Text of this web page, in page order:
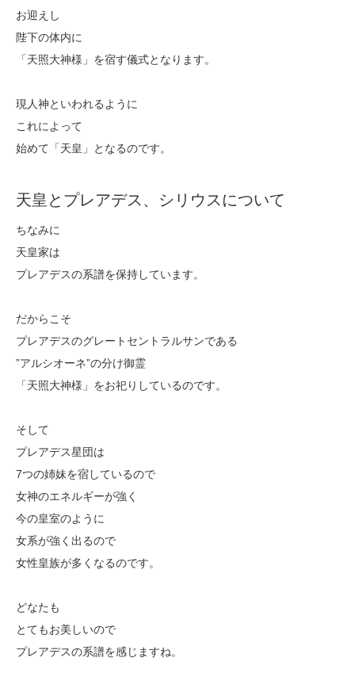
お迎えし
陛下の体内に
「天照大神様」を宿す儀式となります。
現人神といわれるように
これによって
始めて「天皇」となるのです。
天皇とプレアデス、シリウスについて
ちなみに
天皇家は
プレアデスの系譜を保持しています。
だからこそ
プレアデスのグレートセントラルサンである
”アルシオーネ”の分け御霊
「天照大神様」をお祀りしているのです。
そして
プレアデス星団は
7つの姉妹を宿しているので
女神のエネルギーが強く
今の皇室のように
女系が強く出るので
女性皇族が多くなるのです。
どなたも
とてもお美しいので
プレアデスの系譜を感じますね。